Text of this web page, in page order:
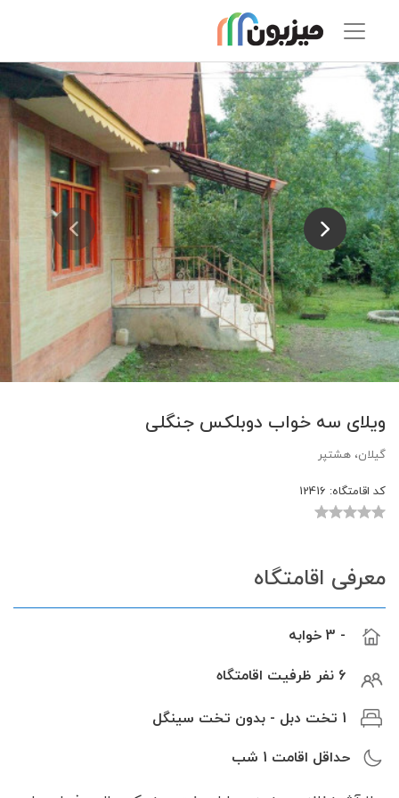
ویلای سه خواب دوبلکس جنگلی
گیلان، هشتپر
کد اقامتگاه:
معرفی اقامتگاه
- 3 خوابه
6 نفر ظرفیت اقامتگاه
1 تخت دبل - بدون تخت سینگل
حداقل اقامت 1 شب